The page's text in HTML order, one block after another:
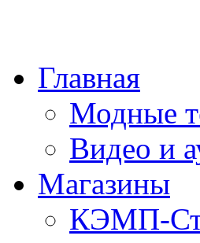
Главная
Модные
Видео и
Магазины
КЭМП-